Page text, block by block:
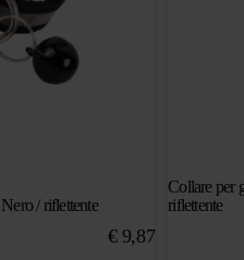
/ riflettente
€9,87
Collare per
riflettente